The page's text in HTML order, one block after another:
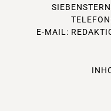
E-MAIL: